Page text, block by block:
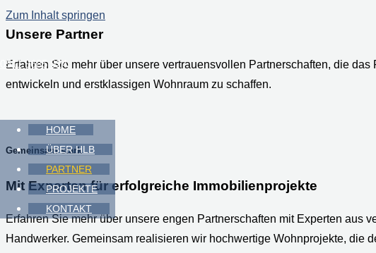
Zum Inhalt springen
0511 9685 924
HOME
ÜBER HLB
PARTNER
PROJEKTE
KONTAKT
Unsere Partner
Erfahren Sie mehr über unsere vertrauensvollen Partnerschaften, die
entwickeln und erstklassigen Wohnraum zu schaffen.
Gemeinsam stark
Mit Experten für erfolgreiche Immobilienprojekte
Erfahren Sie mehr über unsere engen Partnerschaften mit Experten aus
Handwerker. Gemeinsam realisieren wir hochwertige Wohnprojekte, die